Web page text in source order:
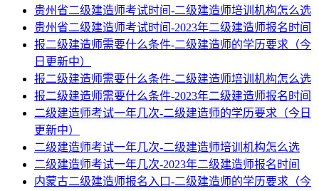
贵州省二级建造师考试时间-二级建造师培训机构怎么选
贵州省二级建造师考试时间-2023年二级建造师报名时间
报二级建造师需要什么条件-二级建造师的学历要求（今
日更新中）
报二级建造师需要什么条件-二级建造师培训机构怎么选
报二级建造师需要什么条件-2023年二级建造师报名时间
二级建造师考试一年几次-二级建造师的学历要求（今日
更新中）
二级建造师考试一年几次-二级建造师培训机构怎么选
二级建造师考试一年几次-2023年二级建造师报名时间
内蒙古二级建造师报名入口-二级建造师的学历要求（今